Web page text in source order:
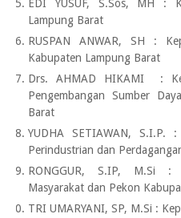
EDI YUSUF, S.Sos, MH
:
Lampung Barat
RUSPAN ANWAR, SH
:
Kabupaten Lampung Barat
Drs. AHMAD HIKAMI
:
Pengembangan Sumber
Barat
YUDHA SETIAWAN, S.I.P.
:
Perindustrian dan
RONGGUR, S.IP, M.Si
:
Masyarakat dan Pekon
TRI UMARYANI, SP, M.Si :